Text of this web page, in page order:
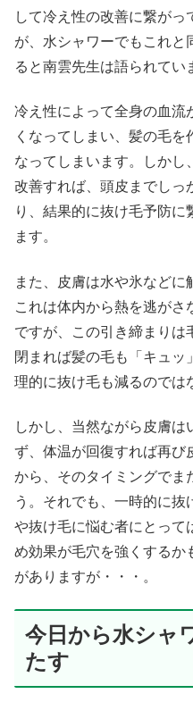
して冷え性の改善に繋が
が、水シャワーでもこれと
ると南雲先生は語られてい
冷え性によって全身の血流
くなってしまい、髪の毛を
なってしまいます。しかし
改善すれば、頭皮までしっ
り、結果的に抜け毛予防
ます。
また、皮膚は水や氷などに
これは体内から熱を逃が
ですが、この引き締まりは
閉まれば髪の毛も「キュッ
理的に抜け毛も減るのでは
しかし、当然ながら皮膚は
ず、体温が回復すれば再び
から、そのタイミングでま
う。それでも、一時的に
や抜け毛に悩む者にとって
め効果が毛穴を強くするか
がありますが・・・。
今日から水シャ
たす